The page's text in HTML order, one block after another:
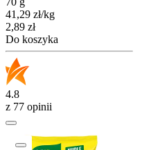
41,29 zł/kg
Cena
2,89 zł
Do koszyka
4.8
z 77 opinii